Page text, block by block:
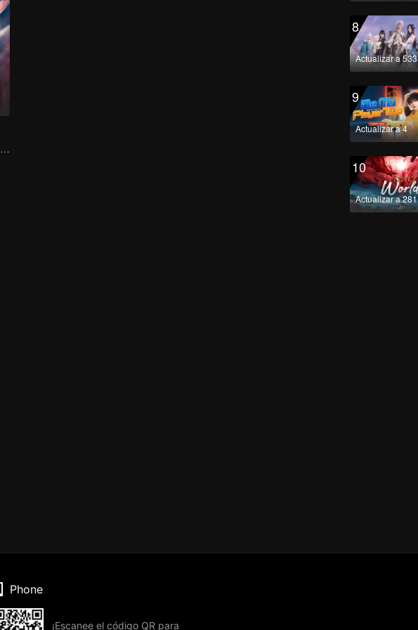
Un inmortal se enamora de una bruja
8
Actualizar a 533
9
Actualizar a 4
10
Actualizar a 281
Phone
¡Escanee el código QR para